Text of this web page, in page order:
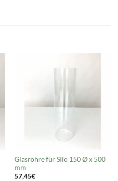
Glasröhre für Silo 150 Ø x 500
mm
57,45€